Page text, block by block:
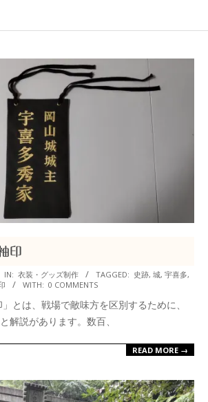
印
IN: 衣装・グッズ制作 TAGGED: 史跡, 城, 宇喜多,
WITH: 0 COMMENTS
とは、戦場で敵味方を区別するために、
解説があります。数百、
READ MORE →